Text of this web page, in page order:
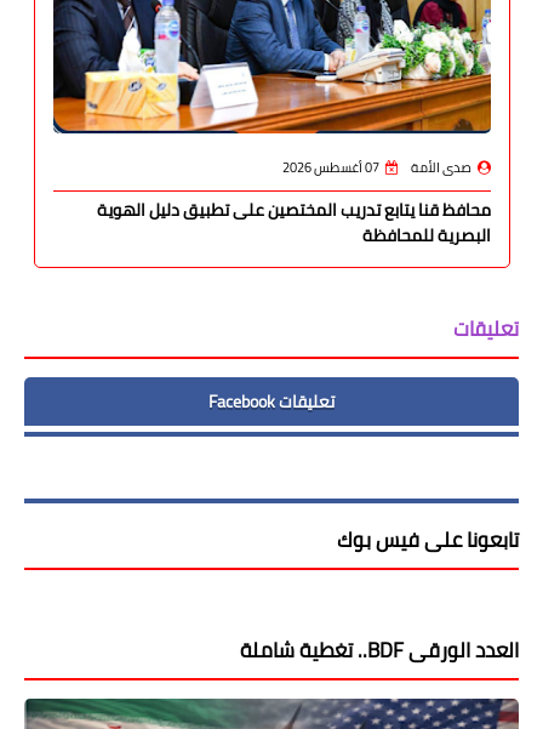
صدى الأمة 07 أغسطس 2026
محافظ قنا يتابع تدريب المختصين على تطبيق دليل الهوية
البصرية للمحافظة
تعليقات
تعليقات Facebook
تابعونا على فيس بوك
العدد الورقى BDF.. تغطية شاملة